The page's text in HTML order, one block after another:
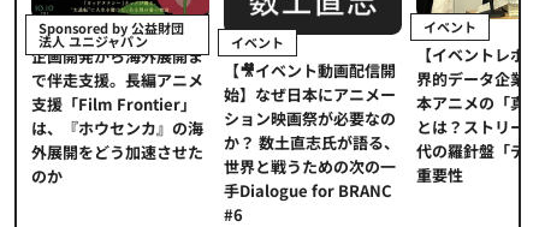
Sponsored by 公益財団
法人 ユニジャパン
企画開発から海外展開ま
で伴走支援。長編アニメ
支援「Film Frontier」
は、『ホウセンカ』の海
外展開をどう加速させた
のか
イベント
【🎥イベント動画配信開
始】なぜ日本にアニメー
ション映画祭が必要なの
か？ 数土直志氏が語る、
世界と戦うための次の一
手Dialogue for BRANC
#6
イベント
【イベントレポ
界的データ企業
本アニメの「真
とは？ストリー
代の羅針盤「デ
重要性